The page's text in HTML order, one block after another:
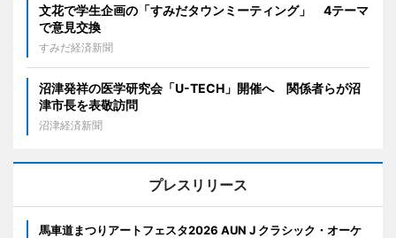
文花で学生企画の「すみだタウンミーティング」 4テーマ
で意見交換
すみだ経済新聞
沼津発祥の医学研究会「U-TECH」開催へ 関係者らが沼
津市長を表敬訪問
沼津経済新聞
プレスリリース
馬車道まつりアートフェスタ2026 AUN J クラシック・オーケ